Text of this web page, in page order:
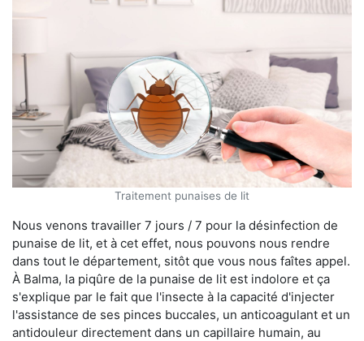
Traitement punaises de lit
Nous venons travailler 7 jours / 7 pour la désinfection de
punaise de lit, et à cet effet, nous pouvons nous rendre
dans tout le département, sitôt que vous nous faîtes appel.
À Balma, la piqûre de la punaise de lit est indolore et ça
s'explique par le fait que l'insecte à la capacité d'injecter
l'assistance de ses pinces buccales, un anticoagulant et un
antidouleur directement dans un capillaire humain, au